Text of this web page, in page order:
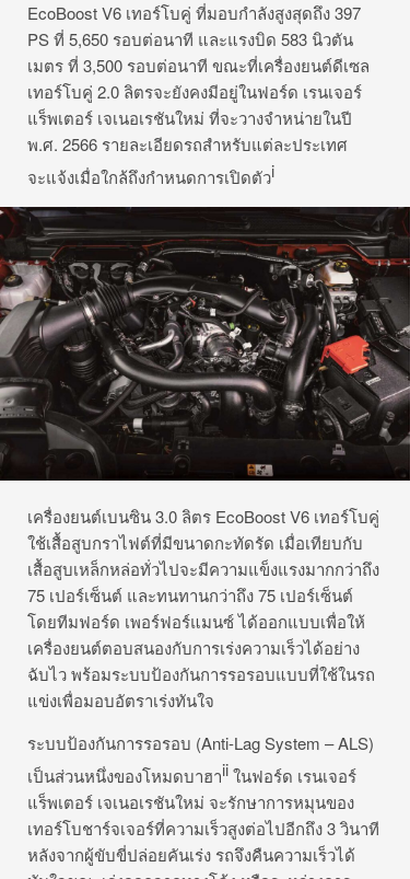
EcoBoost V6 เทอร์โบคู่ ที่มอบกำลังสูงสุดถึง 397
PS ที่ 5,650 รอบต่อนาที และแรงบิด 583 นิวตัน
เมตร ที่ 3,500 รอบต่อนาที ขณะที่เครื่องยนต์ดีเซล
เทอร์โบคู่ 2.0 ลิตรจะยังคงมีอยู่ในฟอร์ด เรนเจอร์
แร็พเตอร์ เจเนอเรชันใหม่ ที่จะวางจำหน่ายในปี
พ.ศ. 2566 รายละเอียดรถสำหรับแต่ละประเทศ
จะแจ้งเมื่อใกล้ถึงกำหนดการเปิดตัวi
เครื่องยนต์เบนซิน 3.0 ลิตร EcoBoost V6 เทอร์โบคู่
ใช้เสื้อสูบกราไฟต์ที่มีขนาดกะทัดรัด เมื่อเทียบกับ
เสื้อสูบเหล็กหล่อทั่วไปจะมีความแข็งแรงมากกว่าถึง
75 เปอร์เซ็นต์ และทนทานกว่าถึง 75 เปอร์เซ็นต์
โดยทีมฟอร์ด เพอร์ฟอร์แมนซ์ ได้ออกแบบเพื่อให้
เครื่องยนต์ตอบสนองกับการเร่งความเร็วได้อย่าง
ฉับไว พร้อมระบบป้องกันการรอรอบแบบที่ใช้ในรถ
แข่งเพื่อมอบอัตราเร่งทันใจ
ระบบป้องกันการรอรอบ (Anti-Lag System – ALS)
เป็นส่วนหนึ่งของโหมดบาฮาiiในฟอร์ด เรนเจอร์
แร็พเตอร์ เจเนอเรชันใหม่ จะรักษาการหมุนของ
เทอร์โบชาร์จเจอร์ที่ความเร็วสูงต่อไปอีกถึง 3 วินาที
หลังจากผู้ขับขี่ปล่อยคันเร่ง รถจึงคืนความเร็วได้